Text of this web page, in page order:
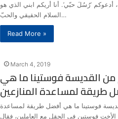
أدعوكم ‘رُسُلَ حبّي’. أنا أريكم ابني الذي هو
السلام الحقيقي والحبّ…
Read More »
March 4, 2019
من القديسة فوستينا ما هي
طريقة لمساعدة المنازعين
فوستينا ما هي أفضل طريقة لمساعدة
الأخت فوستين في الحقل مع العاملين، فقال